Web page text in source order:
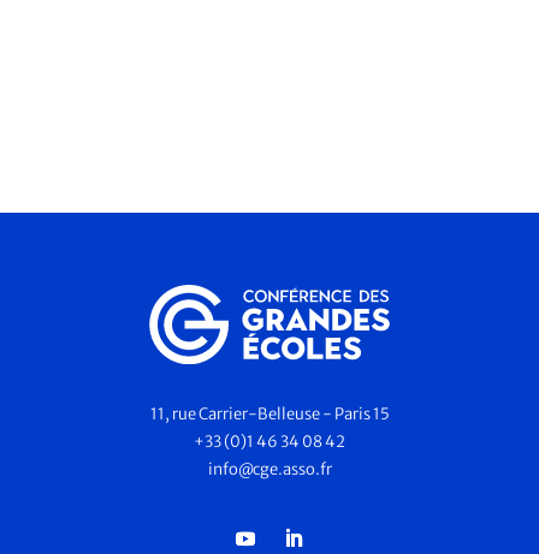
11, rue Carrier-Belleuse - Paris 15
+33 (0)1 46 34 08 42
info@cge.asso.fr